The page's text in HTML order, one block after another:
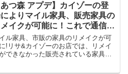
あつ森 アプデ】カイゾーの登
よりマイル家具、販売家具の
メイクが可能に！これで通信交
しに集められる!
ル家具、市販の家具のリメイクが可
!リサ&カイゾーのお店では、リメイ
できなかった販売されている家具や